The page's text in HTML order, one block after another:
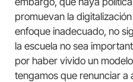
promuevan la
enfoque inadecuado, no
la escuela no sea
por haber vivido un
tengamos que renunciar a